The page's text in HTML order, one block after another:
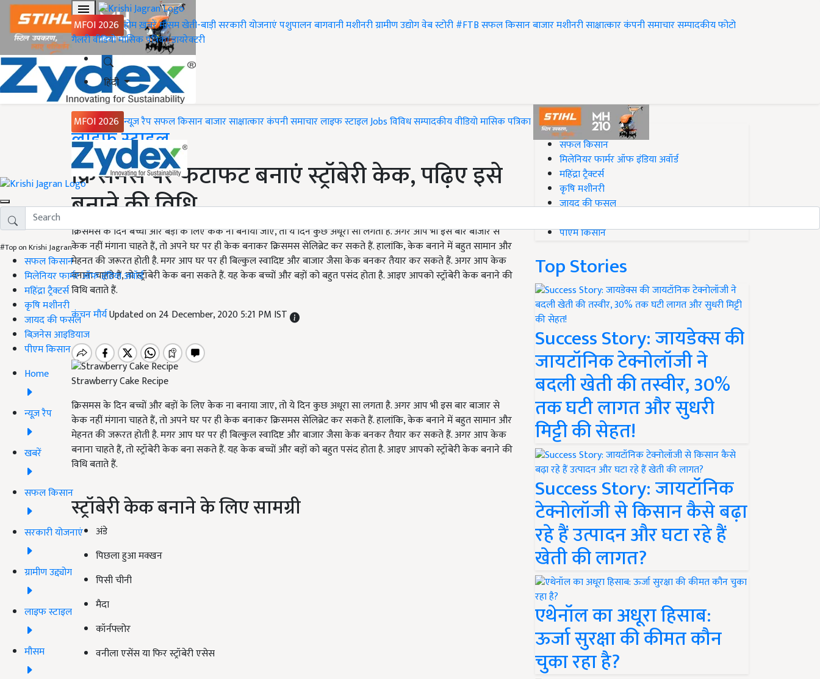
MFOI 2026 होमख़बरेंमौसमखेती-बाड़ीसरकारी योजनाएंपशुपालनबागवानीमशीनरीग्रामीण उद्योगवेब स्टोरी#FTBसफल किसानबाजारमशीनरीसाक्षात्कारकंपनी समाचारसम्पादकीयफोटो
गैलरीवीडियोमासिक पत्रिकाडायरेक्टरी
हिंदी
MFOI 2026 न्यूज़ रैपसफल किसानबाजारसाक्षात्कारकंपनी समाचारलाइफ स्टाइलJobsविविधसम्पादकीयवीडियोमासिक पत्रिका
#Top on Krishi Jagran
सफल किसान
मिलेनियर फार्मर ऑफ इंडिया अवॉर्ड
महिंद्रा ट्रैक्टर्स
कृषि मशीनरी
जायद की फसल
बिज़नेस आइडियाज
पीएम किसान
Home
न्यूज़ रैप
खबरें
सफल किसान
सरकारी योजनाएं
ग्रामीण उद्द्योग
लाइफ स्टाइल
मौसम
Home
लाइफ स्टाइल
क्रिसमस पर फटाफट बनाएं स्ट्रॉबेरी केक, पढ़िए इसे
बनाने की विधि
क्रिसमस के दिन बच्चों और बड़ों के लिए केक ना बनाया जाए, तो ये दिन कुछ अधूरा सा लगता है. अगर आप भी इस बार बाजार से
केक नहीं मंगाना चाहते हैं, तो अपने घर पर ही केक बनाकर क्रिसमस सेलिब्रेट कर सकते हैं. हालांकि, केक बनाने में बहुत सामान और
मेहनत की जरूरत होती है. मगर आप घर पर ही बिल्कुल स्वादिष्ट और बाजार जैसा केक बनकर तैयार कर सकते हैं. अगर आप केक
बनाना चाहते हैं, तो स्ट्रॉबेरी केक बना सकते हैं. यह केक बच्चों और बड़ों को बहुत पसंद होता है. आइए आपको स्ट्रॉबेरी केक बनाने की
विधि बताते हैं.
कंचन मौर्यUpdated on 24 December, 2020 5:21 PM IST
Strawberry Cake Recipe
क्रिसमस के दिन बच्चों और बड़ों के लिए केक ना बनाया जाए, तो ये दिन कुछ अधूरा सा लगता है. अगर आप भी इस बार बाजार से
केक नहीं मंगाना चाहते हैं, तो अपने घर पर ही केक बनाकर क्रिसमस सेलिब्रेट कर सकते हैं. हालांकि, केक बनाने में बहुत सामान और
मेहनत की जरूरत होती है. मगर आप घर पर ही बिल्कुल स्वादिष्ट और बाजार जैसा केक बनकर तैयार कर सकते हैं. अगर आप केक
बनाना चाहते हैं, तो स्ट्रॉबेरी केक बना सकते हैं. यह केक बच्चों और बड़ों को बहुत पसंद होता है. आइए आपको स्ट्रॉबेरी केक बनाने की
विधि बताते हैं.
स्ट्रॉबेरी केक बनाने के लिए सामग्री
अंडे
पिछला हुआ मक्खन
पिसी चीनी
मैदा
कॉर्नफ्लोर
वनीला एसेंस या फिर स्ट्रॉबेरी एसेस
#Top on Krishi Jagran
सफल किसान
मिलेनियर फार्मर ऑफ इंडिया अवॉर्ड
महिंद्रा ट्रैक्टर्स
कृषि मशीनरी
जायद की फसल
पीएम किसान
Top Stories
Success Story: जायडेक्स की
जायटॉनिक टेक्नोलॉजी ने
बदली खेती की तस्वीर, 30%
तक घटी लागत और सुधरी
मिट्टी की सेहत!
Success Story: जायटॉनिक
टेक्नोलॉजी से किसान कैसे बढ़ा
रहे हैं उत्पादन और घटा रहे हैं
खेती की लागत?
एथेनॉल का अधूरा हिसाब:
ऊर्जा सुरक्षा की कीमत कौन
चुका रहा है?